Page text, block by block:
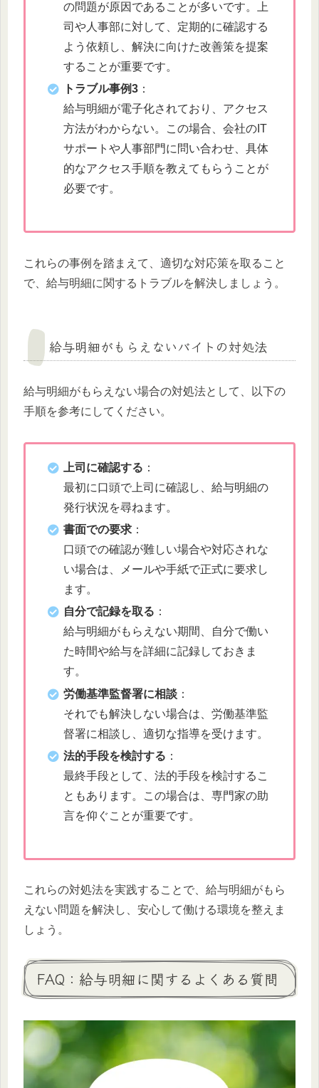
の問題が原因であることが多いです。上
司や人事部に対して、定期的に確認する
よう依頼し、解決に向けた改善策を提案
することが重要です。
トラブル事例3 ：
給与明細が電子化されており、アクセス
方法がわからない。この場合、会社のIT
サポートや人事部門に問い合わせ、具体
的なアクセス手順を教えてもらうことが
必要です。
これらの事例を踏まえて、適切な対応策を取ること
で、給与明細に関するトラブルを解決しましょう。
給与明細がもらえないバイトの対処法
給与明細がもらえない場合の対処法として、以下の
手順を参考にしてください。
上司に確認する ：
最初に口頭で上司に確認し、給与明細の
発行状況を尋ねます。
書面での要求 ：
口頭での確認が難しい場合や対応されな
い場合は、メールや手紙で正式に要求し
ます。
自分で記録を取る ：
給与明細がもらえない期間、自分で働い
た時間や給与を詳細に記録しておきま
す。
労働基準監督署に相談 ：
それでも解決しない場合は、労働基準監
督署に相談し、適切な指導を受けます。
法的手段を検討する ：
最終手段として、法的手段を検討するこ
ともあります。この場合は、専門家の助
言を仰ぐことが重要です。
これらの対処法を実践することで、給与明細がもら
えない問題を解決し、安心して働ける環境を整えま
しょう。
FAQ：給与明細に関するよくある質問